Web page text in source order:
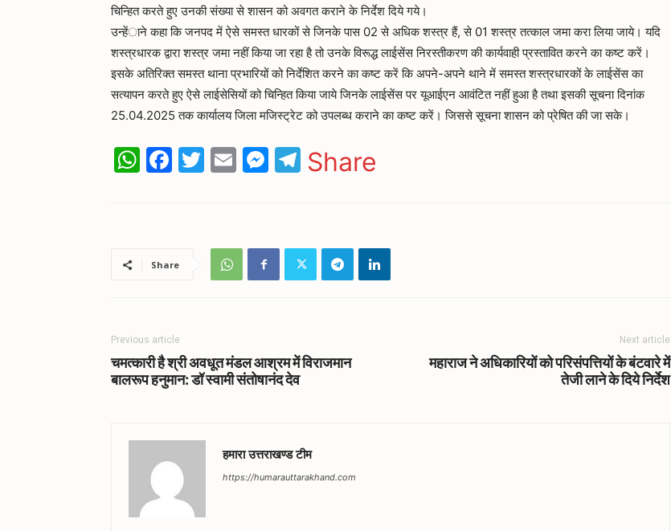
चिन्हित करते हुए उनकी संख्या से शासन को अवगत कराने के निर्देश दिये गये।
उन्हेंाने कहा कि जनपद में ऐसे समस्त धारकों से जिनके पास 02 से अधिक शस्त्र हैं, से 01 शस्त्र तत्काल जमा करा लिया जाये। यदि
शस्त्रधारक द्वारा शस्त्र जमा नहीं किया जा रहा है तो उनके विरूद्ध लाईसेंस निरस्तीकरण की कार्यवाही प्रस्तावित करने का कष्ट करें।
इसके अतिरिक्त समस्त थाना प्रभारियों को निर्देशित करने का कष्ट करें कि अपने-अपने थाने में समस्त शस्त्रधारकों के लाईसेंस का
सत्यापन करते हुए ऐसे लाईसेसियों को चिन्हित किया जाये जिनके लाईसेंस पर यूआईएन आवंटित नहीं हुआ है तथा इसकी सूचना दिनांक
25.04.2025 तक कार्यालय जिला मजिस्ट्रेट को उपलब्ध कराने का कष्ट करें। जिससे सूचना शासन को प्रेषित की जा सके।
WhatsApp
Facebook
Twitter
EmailMessenger
Telegram
Share
Share
Previous article
चमत्कारी है श्री अवधूत मंडल आश्रम में विराजमान
बालरूप हनुमान: डॉ स्वामी संतोषानंद देव
Next article
महाराज ने अधिकारियों को परिसंपत्तियों के बंटवारे में
तेजी लाने के दिये निर्देश
हमारा उत्तराखण्ड टीम
https://humarauttarakhand.com